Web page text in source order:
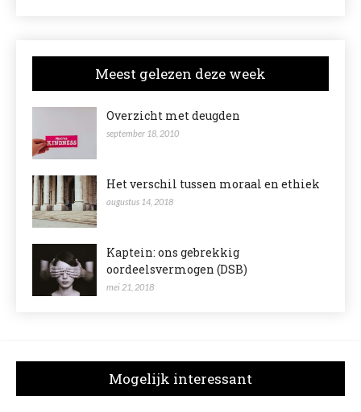
Meest gelezen deze week
Overzicht met deugden
september 18, 2010
Het verschil tussen moraal en ethiek
augustus 14, 2018
Kaptein: ons gebrekkig
oordeelsvermogen (DSB)
mei 21, 2018
Mogelijk interessant